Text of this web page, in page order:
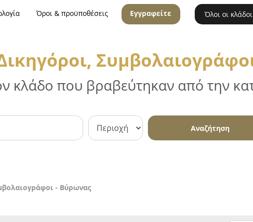
Όροι & προϋποθέσεις Εγγραφείτε Όλοι οι κλάδοι
κλάδο που βραβεύτηκαν από την
Αναζήτηση
- Βύρωνας